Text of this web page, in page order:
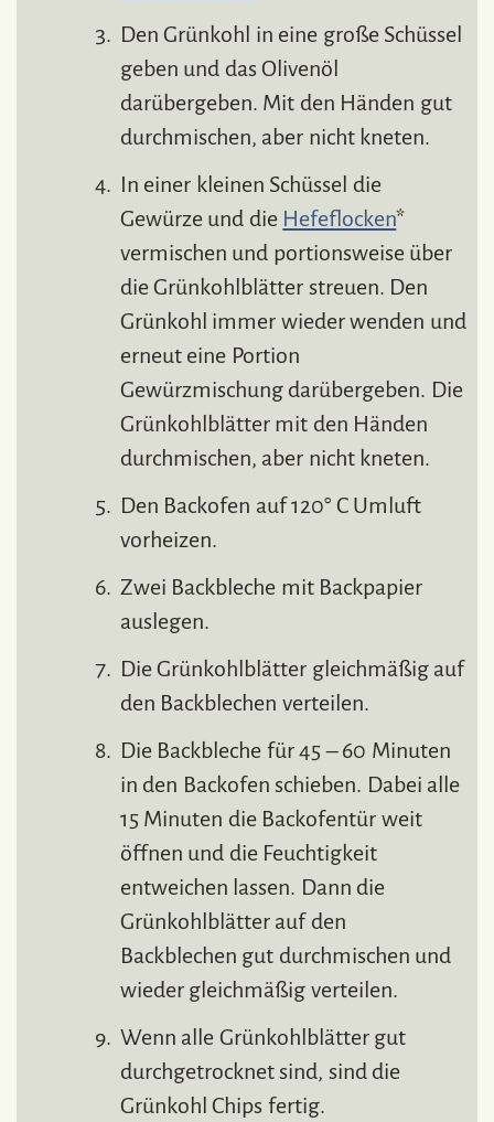
Den Grünkohl in eine große Schüssel
geben und das Olivenöl
darübergeben. Mit den Händen gut
durchmischen, aber nicht kneten.
In einer kleinen Schüssel die
Gewürze und die Hefeflocken*
vermischen und portionsweise über
die Grünkohlblätter streuen. Den
Grünkohl immer wieder wenden und
erneut eine Portion
Gewürzmischung darübergeben. Die
Grünkohlblätter mit den Händen
durchmischen, aber nicht kneten.
Den Backofen auf 120° C Umluft
vorheizen.
Zwei Backbleche mit Backpapier
auslegen.
Die Grünkohlblätter gleichmäßig auf
den Backblechen verteilen.
Die Backbleche für 45 – 60 Minuten
in den Backofen schieben. Dabei alle
15 Minuten die Backofentür weit
öffnen und die Feuchtigkeit
entweichen lassen. Dann die
Grünkohlblätter auf den
Backblechen gut durchmischen und
wieder gleichmäßig verteilen.
Wenn alle Grünkohlblätter gut
durchgetrocknet sind, sind die
Grünkohl Chips fertig.